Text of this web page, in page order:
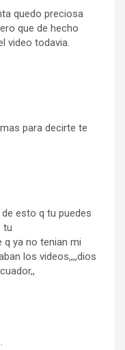
quedo preciosa
que de hecho
video todavia.
para decirte te
de esto q tu puedes
tu
q ya no tenian mi
los videos,,,,dios